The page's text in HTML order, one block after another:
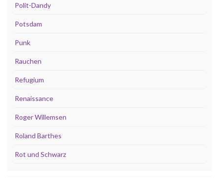
Polit-Dandy
Potsdam
Punk
Rauchen
Refugium
Renaissance
Roger Willemsen
Roland Barthes
Rot und Schwarz